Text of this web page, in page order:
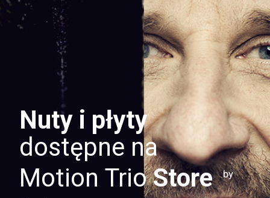
Nuty i płyty
dostępne na
Motion TrioStore by